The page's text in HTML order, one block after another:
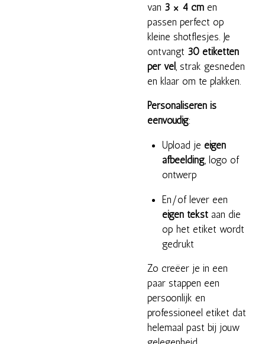
van 3 × 4 cm en
passen perfect op
kleine shotflesjes. Je
ontvangt 30 etiketten
per vel , strak gesneden
en klaar om te plakken.
Personaliseren is
eenvoudig:
Upload je eigen
afbeelding , logo of
ontwerp
En/of lever een
eigen tekst aan die
op het etiket wordt
gedrukt
Zo creëer je in een
paar stappen een
persoonlijk en
professioneel etiket dat
helemaal past bij jouw